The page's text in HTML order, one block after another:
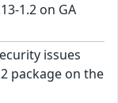
1.2 on GA
issues
package on the